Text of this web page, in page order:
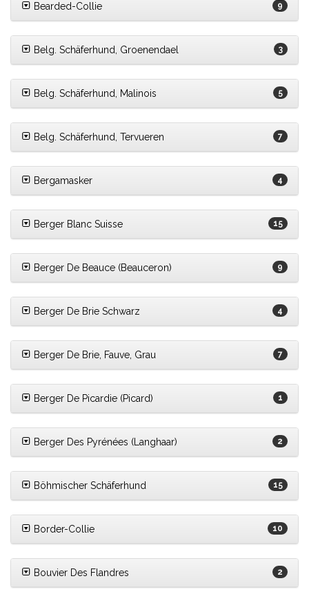
Bearded-Collie 9
Belg. Schäferhund, Groenendael 3
Belg. Schäferhund, Malinois 5
Belg. Schäferhund, Tervueren 7
Bergamasker 4
Berger Blanc Suisse 15
Berger De Beauce (Beauceron) 9
Berger De Brie Schwarz 4
Berger De Brie, Fauve, Grau 7
Berger De Picardie (Picard) 1
Berger Des Pyrénées (Langhaar) 2
Böhmischer Schäferhund 15
Border-Collie 10
Bouvier Des Flandres 2